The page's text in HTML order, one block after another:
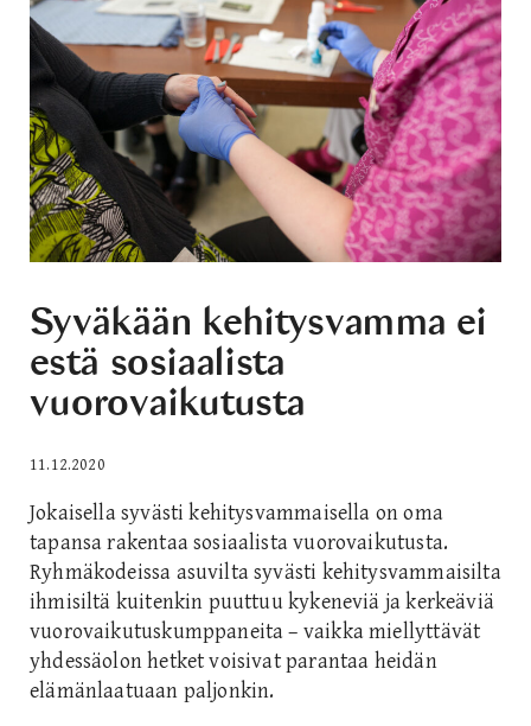
Syväkään kehitysvamma ei
estä sosiaalista
vuorovaikutusta
11.12.2020
Jokaisella syvästi kehitysvammaisella on oma
tapansa rakentaa sosiaalista vuorovaikutusta.
Ryhmäkodeissa asuvilta syvästi kehitysvammaisilta
ihmisiltä kuitenkin puuttuu kykeneviä ja kerkeäviä
vuorovaikutuskumppaneita – vaikka miellyttävät
yhdessäolon hetket voisivat parantaa heidän
elämänlaatuaan paljonkin.